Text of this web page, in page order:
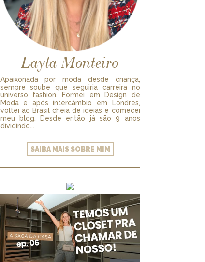
Layla Monteiro
Apaixonada por moda desde criança,
sempre soube que seguiria carreira no
universo fashion. Formei em Design de
Moda e após intercâmbio em Londres,
voltei ao Brasil cheia de ideias e comecei
meu blog. Desde então já são 9 anos
dividindo...
SAIBA MAIS SOBRE MIM